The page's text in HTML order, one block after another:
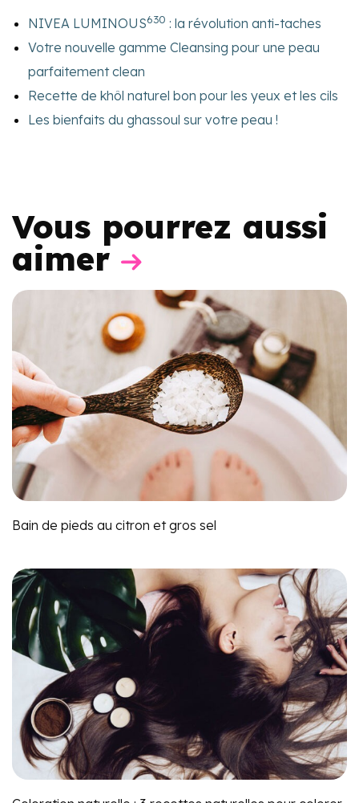
NIVEA LUMINOUS630 : la révolution anti-taches
Votre nouvelle gamme Cleansing pour une peau
parfaitement clean
Recette de khôl naturel bon pour les yeux et les cils
Les bienfaits du ghassoul sur votre peau !
Vous pourrez aussi
aimer
Bain de pieds au citron et gros sel